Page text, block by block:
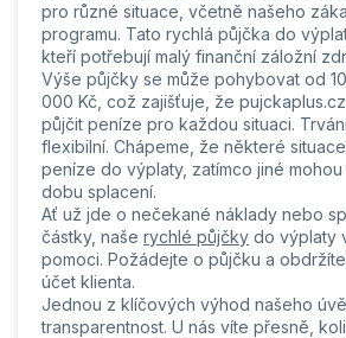
pro různé situace, včetně našeho
programu. Tato rychlá půjčka do
kteří potřebují malý finanční záložní
Výše půjčky se může pohybovat od
000 Kč, což zajišťuje, že
půjčit peníze pro každou situaci.
flexibilní. Chápeme, že některé
peníze do výplaty, zatímco jiné
dobu splacení.
Ať už jde o nečekané náklady nebo
částky, naše rychlé půjčky do výplaty
pomoci. Požádejte o půjčku a
účet klienta.
Jednou z klíčových výhod našeho
transparentnost. U nás víte přesně,